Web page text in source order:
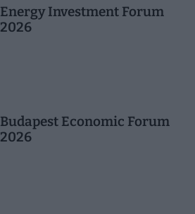
Energy Investment Forum
2026
Budapest Economic Forum
2026